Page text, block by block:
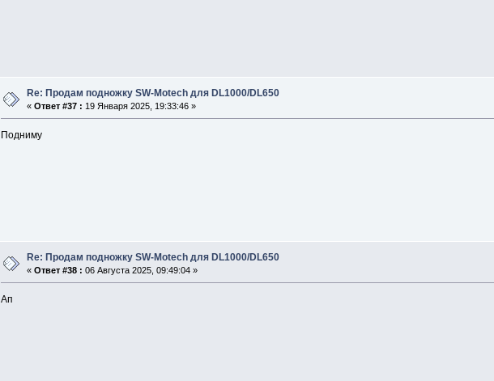
Re: Продам подножку SW-Motech для DL1000/DL650
«Ответ #37 : 19 Января 2025, 19:33:46 »
Подниму
Re: Продам подножку SW-Motech для DL1000/DL650
«Ответ #38 : 06 Августа 2025, 09:49:04 »
Ап